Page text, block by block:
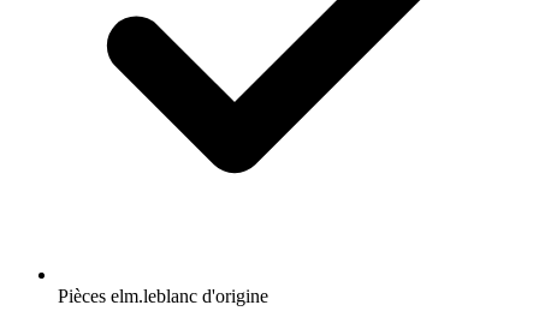
Pièces elm.leblanc d'origine